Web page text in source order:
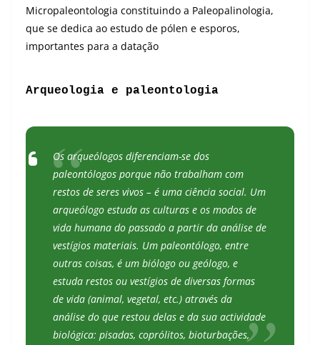
Micropaleontologia constituindo a Paleopalinologia,
que se dedica ao estudo de pólen e esporos,
importantes para a datação
Arqueologia e paleontologia
Os arqueólogos diferenciam-se dos
paleontólogos porque não trabalham com
restos de seres vivos – é uma ciência social. Um
arqueólogo estuda as culturas e os modos de
vida humana do passado a partir da análise de
vestígios materiais. Um paleontólogo, entre
outras coisas, é um biólogo ou geólogo, e
estuda restos ou vestígios de diversas formas
de vida (animal, vegetal, etc.) através da
análise do que restou delas e da sua actividade
biológica: pisadas, coprólitos, bioturbações,